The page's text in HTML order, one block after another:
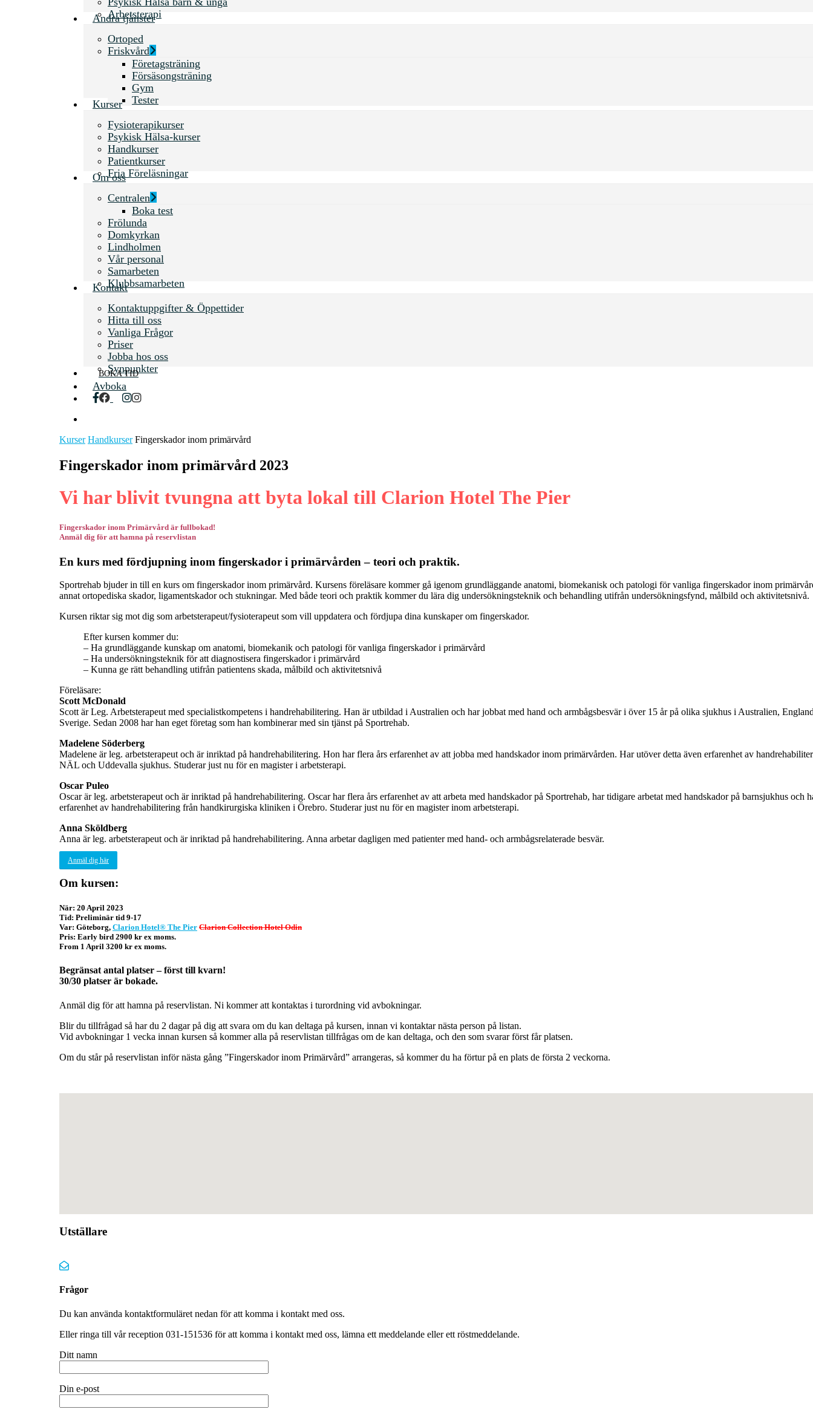
Arbetsterapi
Andra tjänster
Ortoped
Friskvård
Företagsträning
Försäsongsträning
Gym
Tester
Kurser
Fysioterapikurser
Psykisk Hälsa-kurser
Handkurser
Patientkurser
Fria Föreläsningar
Om oss
Centralen
Boka test
Frölunda
Domkyrkan
Lindholmen
Vår personal
Samarbeten
Klubbsamarbeten
Kontakt
Kontaktuppgifter & Öppettider
Hitta till oss
Vanliga Frågor
Priser
Jobba hos oss
Synpunkter
BOKA TID
Avboka
facebookinstagram
Kurser Handkurser Fingerskador inom primärvård
Fingerskador inom primärvård 2023
Vi har blivit tvungna att byta lokal till Clarion Hotel The Pier
Fingerskador inom Primärvård är fullbokad!
Anmäl dig för att hamna på reservlistan
En kurs med fördjupning inom fingerskador i primärvården – teori och praktik.
Sportrehab bjuder in till en kurs om fingerskador inom primärvård. Kursens föreläsare kommer gå igenom grundläggande anatomi, biomekanisk och patologi för vanliga fingerskador inom
annat ortopediska skador, ligamentskador och stukningar. Med både teori och praktik kommer du lära dig undersökningsteknik och behandling utifrån undersökningsfynd, målbild och aktivitetsnivå.
Kursen riktar sig mot dig som arbetsterapeut/fysioterapeut som vill uppdatera och fördjupa dina kunskaper om fingerskador.
Efter kursen kommer du:
– Ha grundläggande kunskap om anatomi, biomekanik och patologi för vanliga fingerskador i primärvård
– Ha undersökningsteknik för att diagnostisera fingerskador i primärvård
– Kunna ge rätt behandling utifrån patientens skada, målbild och aktivitetsnivå
Föreläsare:
Scott McDonald
Scott är Leg. Arbetsterapeut med specialistkompetens i handrehabilitering. Han är utbildad i Australien och har jobbat med hand och armbågsbesvär i över 15 år på olika sjukhus i Australien,
Sverige. Sedan 2008 har han eget företag som han kombinerar med sin tjänst på Sportrehab.
Madelene Söderberg
Madelene är leg. arbetsterapeut och är inriktad på handrehabilitering. Hon har flera års erfarenhet av att jobba med handskador inom primärvården. Har utöver detta även erfarenhet av
NÄL och Uddevalla sjukhus. Studerar just nu för en magister i arbetsterapi.
Oscar Puleo
Oscar är leg. arbetsterapeut och är inriktad på handrehabilitering. Oscar har flera års erfarenhet av att arbeta med handskador på Sportrehab, har tidigare arbetat med handskador på barnsjukhus och
erfarenhet av handrehabilitering från handkirurgiska kliniken i Örebro. Studerar just nu för en magister inom arbetsterapi.
Anna Sköldberg
Anna är leg. arbetsterapeut och är inriktad på handrehabilitering. Anna arbetar dagligen med patienter med hand- och armbågsrelaterade besvär.
Anmäl dig här
Om kursen:
När: 20 April 2023
Tid: Preliminär tid 9-17
Var: Göteborg, Clarion Hotel® The Pier Clarion Collection Hotel Odin
Pris: Early bird 2900 kr ex moms.
From 1 April 3200 kr ex moms.
Begränsat antal platser – först till kvarn!
30/30 platser är bokade.
Anmäl dig för att hamna på reservlistan. Ni kommer att kontaktas i turordning vid avbokningar.
Blir du tillfrågad så har du 2 dagar på dig att svara om du kan deltaga på kursen, innan vi kontaktar nästa person på listan.
Vid avbokningar 1 vecka innan kursen så kommer alla på reservlistan tillfrågas om de kan deltaga, och den som svarar först får platsen.
Om du står på reservlistan inför nästa gång ”Fingerskador inom Primärvård” arrangeras, så kommer du ha förtur på en plats de första 2 veckorna.
Utställare
Frågor
Du kan använda kontaktformuläret nedan för att komma i kontakt med oss.
Eller ringa till vår reception 031-151536 för att komma i kontakt med oss, lämna ett meddelande eller ett röstmeddelande.
Ditt namn
Din e-post